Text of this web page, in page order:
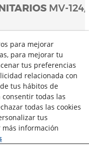
para mejorar
para mejorar tu
tus preferencias
relacionada con
tus hábitos de
consentir todas las
todas las cookies
tus
más información